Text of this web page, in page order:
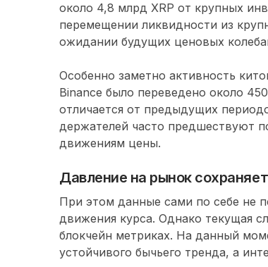
около 4,8 млрд XRP от крупных
перемещении ликвидности из
ожидании будущих ценовых
Особенно заметно активность
Binance было переведено около
отличается от предыдущих
держателей часто предшествуют
движениям цены.
Давление на рынок
При этом данные сами по себе не
движения курса. Однако текущая
блокчейн метриках. На данный
устойчивого бычьего тренда, а